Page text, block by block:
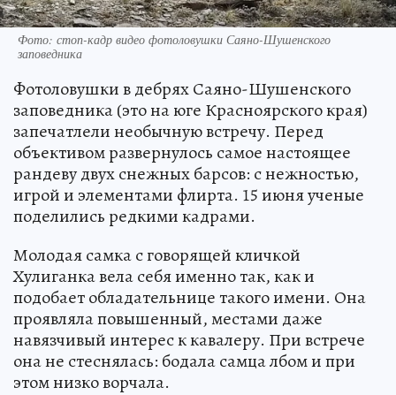
Фото: стоп-кадр видео фотоловушки Саяно-Шушенского
заповедника
Фотоловушки в дебрях Саяно-Шушенского
заповедника (это на юге Красноярского края)
запечатлели необычную встречу. Перед
объективом развернулось самое настоящее
рандеву двух снежных барсов: с нежностью,
игрой и элементами флирта. 15 июня ученые
поделились редкими кадрами.
Молодая самка с говорящей кличкой
Хулиганка вела себя именно так, как и
подобает обладательнице такого имени. Она
проявляла повышенный, местами даже
навязчивый интерес к кавалеру. При встрече
она не стеснялась: бодала самца лбом и при
этом низко ворчала.